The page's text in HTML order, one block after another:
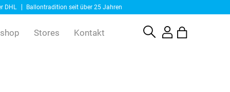
DHL Ballontradition seit über 25 Jahren
Stores Kontakt